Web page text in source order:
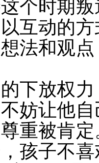
个时期
互动的
法和观
下放权
妨让他
重被肯
孩子不